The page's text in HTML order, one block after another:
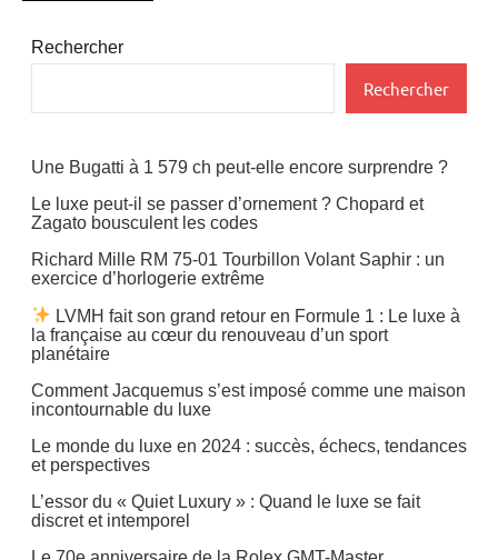
Actualité
Rechercher
Rechercher
Une Bugatti à 1 579 ch peut-elle encore surprendre ?
Le luxe peut-il se passer d’ornement ? Chopard et
Zagato bousculent les codes
Richard Mille RM 75-01 Tourbillon Volant Saphir : un
exercice d’horlogerie extrême
LVMH fait son grand retour en Formule 1 : Le luxe à
la française au cœur du renouveau d’un sport
planétaire
Comment Jacquemus s’est imposé comme une maison
incontournable du luxe
Le monde du luxe en 2024 : succès, échecs, tendances
et perspectives
L’essor du « Quiet Luxury » : Quand le luxe se fait
discret et intemporel